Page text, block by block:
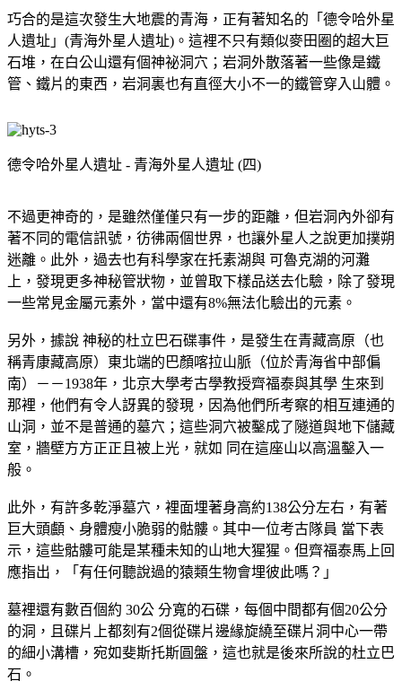
巧合的是這次發生大地震的青海，正有著知名的「德令哈外星
人遺址」(青海外星人遺址)。這裡不只有類似麥田圈的超大巨
石堆，在白公山還有個神祕洞穴；岩洞外散落著一些像是鐵
管、鐵片的東西，岩洞裏也有直徑大小不一的鐵管穿入山體。
德令哈外星人遺址 - 青海外星人遺址 (四)
不過更神奇的，是雖然僅僅只有一步的距離，但岩洞內外卻有
著不同的電信訊號，彷彿兩個世界，也讓外星人之說更加撲朔
迷離。此外，過去也有科學家在托素湖與 可魯克湖的河灘
上，發現更多神秘管狀物，並曾取下樣品送去化驗，除了發現
一些常見金屬元素外，當中還有8%無法化驗出的元素。
另外，據說 神秘的杜立巴石碟事件，是發生在青藏高原（也
稱青康藏高原）東北端的巴顏喀拉山脈（位於青海省中部偏
南）－－1938年，北京大學考古學教授齊福泰與其學 生來到
那裡，他們有令人訝異的發現，因為他們所考察的相互連通的
山洞，並不是普通的墓穴；這些洞穴被鑿成了隧道與地下儲藏
室，牆壁方方正正且被上光，就如 同在這座山以高溫鑿入一
般。
此外，有許多乾淨墓穴，裡面埋著身高約138公分左右，有著
巨大頭顱、身體瘦小脆弱的骷髏。其中一位考古隊員 當下表
示，這些骷髏可能是某種未知的山地大猩猩。但齊福泰馬上回
應指出，「有任何聽說過的猿類生物會埋彼此嗎？」
墓裡還有數百個約 30公 分寬的石碟，每個中間都有個20公分
的洞，且碟片上都刻有2個從碟片邊緣旋繞至碟片洞中心一帶
的細小溝槽，宛如斐斯托斯圓盤，這也就是後來所說的杜立巴
石。